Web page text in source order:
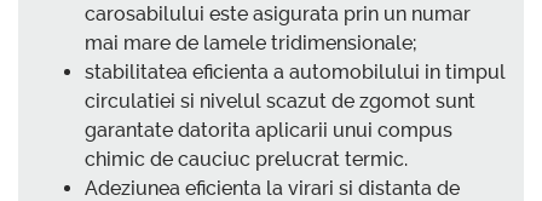
carosabilului este asigurata prin un numar
mai mare de lamele tridimensionale;
stabilitatea eficienta a automobilului in timpul
circulatiei si nivelul scazut de zgomot sunt
garantate datorita aplicarii unui compus
chimic de cauciuc prelucrat termic.
Adeziunea eficienta la virari si distanta de